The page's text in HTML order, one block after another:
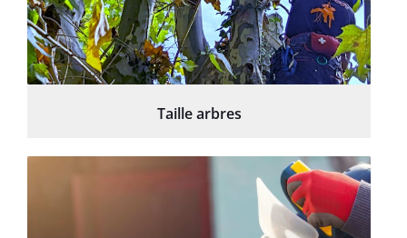
Taille arbres